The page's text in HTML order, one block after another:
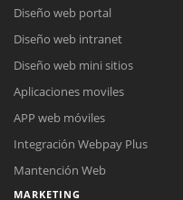
Diseño web portal
Diseño web intranet
Diseño web mini sitios
Aplicaciones moviles
APP web móviles
Integración Webpay Plus
Mantención Web
MARKETING